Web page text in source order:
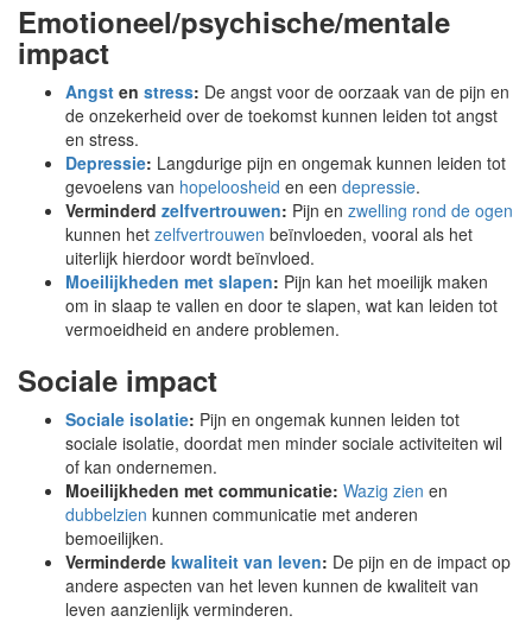
Emotioneel/psychische/mentale
impact
Angst en stress: De angst voor de oorzaak van de pijn en
de onzekerheid over de toekomst kunnen leiden tot angst
en stress.
Depressie: Langdurige pijn en ongemak kunnen leiden tot
gevoelens van hopeloosheid en een depressie.
Verminderd zelfvertrouwen: Pijn en zwelling rond de ogen
kunnen het zelfvertrouwen beïnvloeden, vooral als het
uiterlijk hierdoor wordt beïnvloed.
Moeilijkheden met slapen: Pijn kan het moeilijk maken
om in slaap te vallen en door te slapen, wat kan leiden tot
vermoeidheid en andere problemen.
Sociale impact
Sociale isolatie: Pijn en ongemak kunnen leiden tot
sociale isolatie, doordat men minder sociale activiteiten wil
of kan ondernemen.
Moeilijkheden met communicatie: Wazig zien en
dubbelzien kunnen communicatie met anderen
bemoeilijken.
Verminderde kwaliteit van leven: De pijn en de impact op
andere aspecten van het leven kunnen de kwaliteit van
leven aanzienlijk verminderen.